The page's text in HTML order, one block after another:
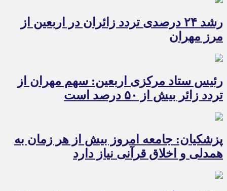
رشد ۲۴ درصدی تردد زائران در اربعین از
مرز مهران
رئیس ستاد مرکزی اربعین: سهم مهران از
تردد زائر بیش از ۵۰ درصد است
پزشکیان: جامعه امروز بیش از هر زمان به
همدلی و اخلاق قرآنی نیاز دارد